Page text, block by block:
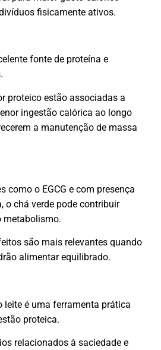
fisicamente ativos.
fonte de proteína e
proteico estão associadas a
ingestão calórica ao longo
a manutenção de massa
como o EGCG e com presença
o chá verde pode contribuir
metabolismo.
são mais relevantes quando
alimentar equilibrado.
leite é uma ferramenta prática
proteica.
relacionados à saciedade e